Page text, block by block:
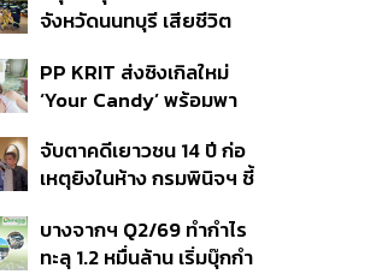
โรงแรมค้าง 7 ปี
จังหวัดนนทบุรี เสียชีวิต
ปมค้นประวัติคดีกราดยิงที่
สหรัฐฯ
PP KRIT ส่งซิงเกิลใหม่
‘Your Candy’ พร้อมพา
สิกวิดีโอ
จับตาคดีเยาวชน 14 ปี ก่อ
เหตุยิงในห้าง กรมพินิจฯ ชี้
เนื่อง ประเมินปล่อยตัว
บางจากฯ Q2/69 ทำกำไร
ทะลุ 1.2 หมื่นล้าน เริ่มบุ๊กกำ